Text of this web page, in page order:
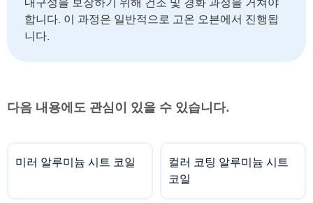
합니다. 이 과정은 일반적으로 고온 오븐에서 진행됩
니다.
다음 내용에도 관심이 있을 수 있습니다.
미러 알루미늄 시트 코일
컬러 코팅 알루미늄 시트
코일